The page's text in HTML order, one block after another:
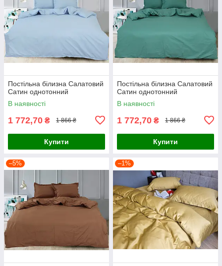
Постільна білизна Салатовий
Сатин однотонний
В наявності
1 772,70 ₴ 1 866 ₴
Купити
Постільна білизна Салатовий
Сатин однотонний
В наявності
1 772,70 ₴ 1 866 ₴
Купити
–5% –1%